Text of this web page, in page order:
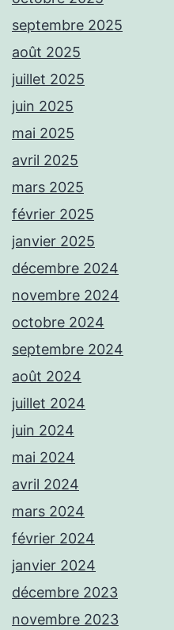
septembre 2025
août 2025
juillet 2025
juin 2025
mai 2025
avril 2025
mars 2025
février 2025
janvier 2025
décembre 2024
novembre 2024
octobre 2024
septembre 2024
août 2024
juillet 2024
juin 2024
mai 2024
avril 2024
mars 2024
février 2024
janvier 2024
décembre 2023
novembre 2023